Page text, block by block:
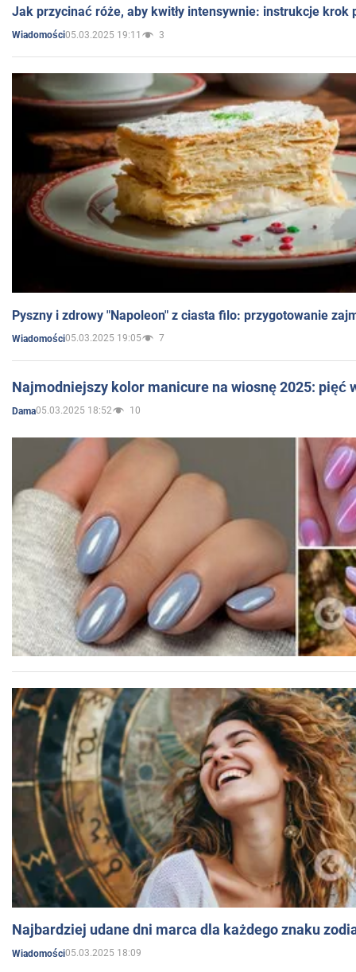
Jak przycinać róże, aby kwitły intensywnie: instrukcje krok
Wiadomości05.03.2025 19:11 3
Pyszny i zdrowy "Napoleon" z ciasta filo: przygotowanie
Wiadomości05.03.2025 19:05 7
Najmodniejszy kolor manicure na wiosnę 2025: pięć
Dama05.03.2025 18:52 10
Najbardziej udane dni marca dla każdego znaku
Wiadomości05.03.2025 18:09